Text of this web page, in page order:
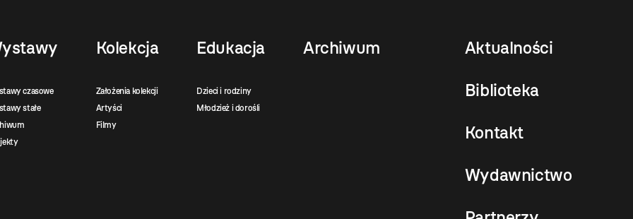
czasowe
stałe
Kolekcja
Założenia kolekcji
Artyści
Filmy
Edukacja
Dzieci i rodziny
Młodzież i dorośli
Archiwum Aktualności
Biblioteka
Kontakt
Wydawnictwo